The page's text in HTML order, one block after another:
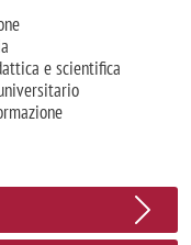
e scientifica